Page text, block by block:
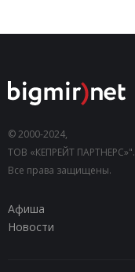
© 2000-2024,
ТОВ «КЕПРЕЙТ ПАРТНЕРС»".
Все права защищены.
Афиша
Новости